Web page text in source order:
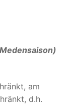
am
d.h.